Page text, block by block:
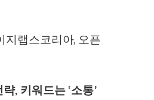
지랩스코리아, 오픈
, 키워드는 ‘소통’